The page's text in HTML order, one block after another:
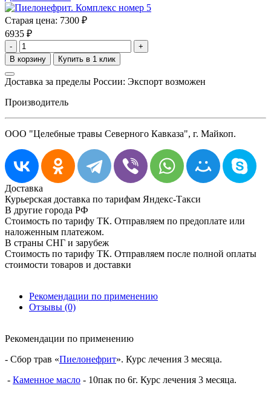
Старая цена: 7300 ₽
6935 ₽
- +
Доставка за пределы России: Экспорт возможен
Производитель
ООО "Целебные травы Северного Кавказа", г. Майкоп.
Доставка
Курьерская доставка по тарифам Яндекс-Такси
В другие города РФ
Стоимость по тарифу ТК. Отправляем по предоплате или
наложенным платежом.
В страны СНГ и зарубеж
Стоимость по тарифу ТК. Отправляем после полной оплаты
стоимости товаров и доставки
Рекомендации по применению
Отзывы (0)
Рекомендации по применению
- Сбор трав «Пиелонефрит». Курс лечения 3 месяца.
- Каменное масло - 10пак по 6г. Курс лечения 3 месяца.